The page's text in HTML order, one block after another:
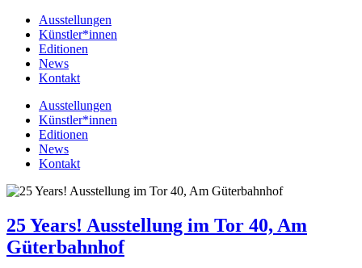
Ausstellungen
Künstler*innen
Editionen
News
Kontakt
Ausstellungen
Künstler*innen
Editionen
News
Kontakt
25 Years! Ausstellung im Tor 40, Am
Güterbahnhof